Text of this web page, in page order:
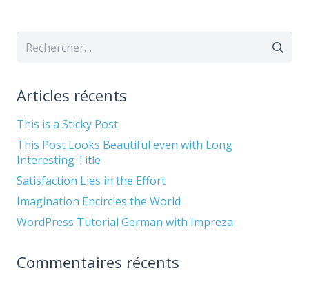
Rechercher :
Articles récents
This is a Sticky Post
This Post Looks Beautiful even with Long
Interesting Title
Satisfaction Lies in the Effort
Imagination Encircles the World
WordPress Tutorial German with Impreza
Commentaires récents